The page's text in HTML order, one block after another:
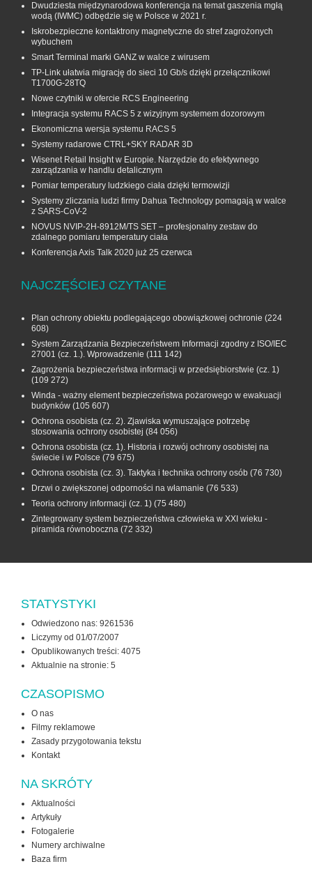
Dwudziesta międzynarodowa konferencja na temat gaszenia mgłą
wodą (IWMC) odbędzie się w Polsce w 2021 r.
Iskrobezpieczne kontaktrony magnetyczne do stref zagrożonych
wybuchem
Smart Terminal marki GANZ w walce z wirusem
TP-Link ułatwia migrację do sieci 10 Gb/s dzięki przełącznikowi
T1700G‑28TQ
Nowe czytniki w ofercie RCS Engineering
Integracja systemu RACS 5 z wizyjnym systemem dozorowym
Ekonomiczna wersja systemu RACS 5
Systemy radarowe CTRL+SKY RADAR 3D
Wisenet Retail Insight w Europie. Narzędzie do efektywnego
zarządzania w handlu detalicznym
Pomiar temperatury ludzkiego ciała dzięki termowizji
Systemy zliczania ludzi firmy Dahua Technology pomagają w walce
z SARS-CoV-2
NOVUS NVIP-2H-8912M/TS SET – profesjonalny zestaw do
zdalnego pomiaru temperatury ciała
Konferencja Axis Talk 2020 już 25 czerwca
NAJCZĘŚCIEJ CZYTANE
Plan ochrony obiektu podlegającego obowiązkowej ochronie (224
608)
System Zarządzania Bezpieczeństwem Informacji zgodny z ISO/IEC
27001 (cz. 1.). Wprowadzenie (111 142)
Zagrożenia bezpieczeństwa informacji w przedsiębiorstwie (cz. 1)
(109 272)
Winda - ważny element bezpieczeństwa pożarowego w ewakuacji
budynków (105 607)
Ochrona osobista (cz. 2). Zjawiska wymuszające potrzebę
stosowania ochrony osobistej (84 056)
Ochrona osobista (cz. 1). Historia i rozwój ochrony osobistej na
świecie i w Polsce (79 675)
Ochrona osobista (cz. 3). Taktyka i technika ochrony osób (76 730)
Drzwi o zwiększonej odporności na włamanie (76 533)
Teoria ochrony informacji (cz. 1) (75 480)
Zintegrowany system bezpieczeństwa człowieka w XXI wieku -
piramida równoboczna (72 332)
STATYSTYKI
Odwiedzono nas: 9261536
Liczymy od 01/07/2007
Opublikowanych treści: 4075
Aktualnie na stronie: 5
CZASOPISMO
O nas
Filmy reklamowe
Zasady przygotowania tekstu
Kontakt
NA SKRÓTY
Aktualności
Artykuły
Fotogalerie
Numery archiwalne
Baza firm